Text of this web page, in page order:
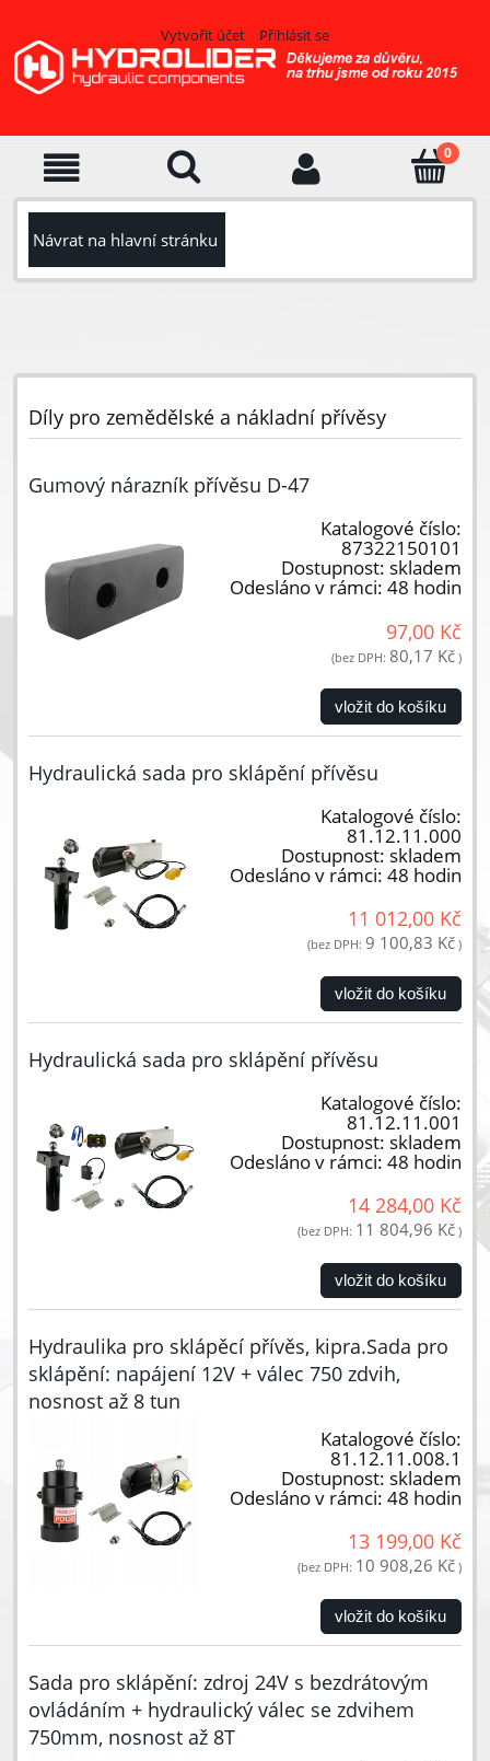
Vytvořit účet Přihlásit se
Návrat na hlavní stránku
Díly pro zemědělské a nákladní přívěsy
Gumový nárazník přívěsu D-47
Katalogové číslo:
87322150101
Dostupnost: skladem
Odesláno v rámci: 48 hodin
97,00 Kč
(bez DPH: 80,17 Kč )
vložit do košíku
Hydraulická sada pro sklápění přívěsu
Katalogové číslo:
81.12.11.000
Dostupnost: skladem
Odesláno v rámci: 48 hodin
11 012,00 Kč
(bez DPH: 9 100,83 Kč )
vložit do košíku
Hydraulická sada pro sklápění přívěsu
Katalogové číslo:
81.12.11.001
Dostupnost: skladem
Odesláno v rámci: 48 hodin
14 284,00 Kč
(bez DPH: 11 804,96 Kč )
vložit do košíku
Hydraulika pro sklápěcí přívěs, kipra.Sada pro
sklápění: napájení 12V + válec 750 zdvih,
nosnost až 8 tun
Katalogové číslo:
81.12.11.008.1
Dostupnost: skladem
Odesláno v rámci: 48 hodin
13 199,00 Kč
(bez DPH: 10 908,26 Kč )
vložit do košíku
Sada pro sklápění: zdroj 24V s bezdrátovým
ovládáním + hydraulický válec se zdvihem
750mm, nosnost až 8T